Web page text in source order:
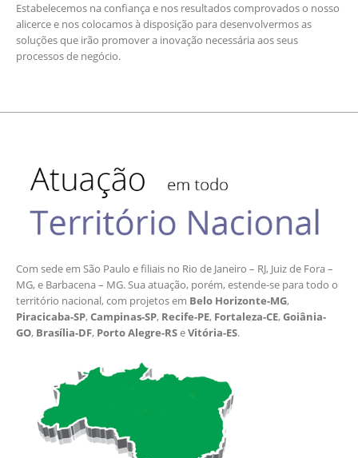
Estabelecemos na confiança e nos resultados comprovados o nosso
alicerce e nos colocamos à disposição para desenvolvermos as
soluções que irão promover a inovação necessária aos seus
processos de negócio.
Com sede em São Paulo e filiais no Rio de Janeiro – RJ, Juiz de Fora –
MG, e Barbacena – MG. Sua atuação, porém, estende-se para todo o
território nacional, com projetos em Belo Horizonte-MG,
Piracicaba-SP,Campinas-SP, Recife-PE, Fortaleza-CE,Goiânia-
GO, Brasília-DF, Porto Alegre-RSeVitória-ES.